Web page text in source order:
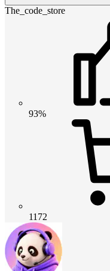
The_code_store
93%
1172